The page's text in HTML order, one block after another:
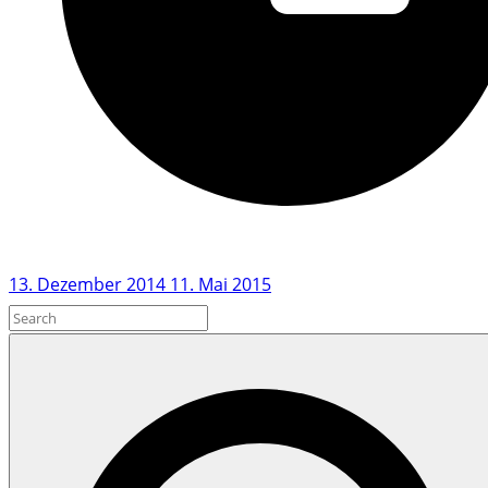
13. Dezember 2014 11. Mai 2015